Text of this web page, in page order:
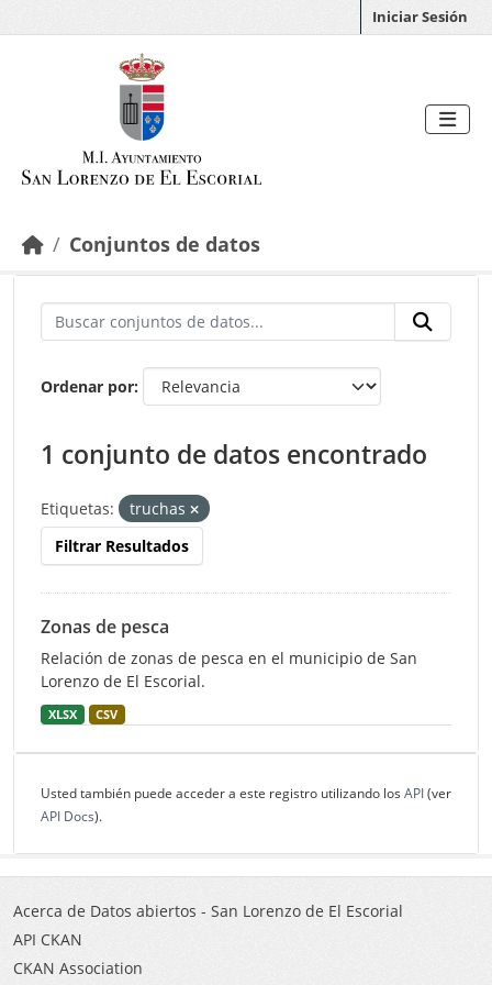
Iniciar Sesión
Conjuntos de datos
Ordenar por
1 conjunto de datos encontrado
Etiquetas:
truchas
Filtrar Resultados
Zonas de pesca
Relación de zonas de pesca en el municipio de San
Lorenzo de El Escorial.
XLSX CSV
Usted también puede acceder a este registro utilizando los API(ver
API Docs).
Acerca de Datos abiertos - San Lorenzo de El Escorial
API CKAN
CKAN Association